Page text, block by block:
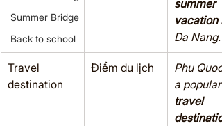
Summer Bridge
Back to school
summer
vacation
Da Nang.
Travel
destination
Điểm du lịch
Phu
a popular
travel
destination